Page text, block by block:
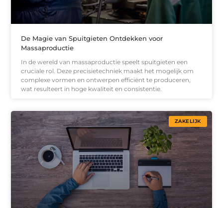
De Magie van Spuitgieten Ontdekken voor
Massaproductie
In de wereld van massaproductie speelt spuitgieten een
cruciale rol. Deze precisietechniek maakt het mogelijk om
complexe vormen en ontwerpen efficiënt te produceren,
wat resulteert in hoge kwaliteit en consistentie.
ZAKELIJK